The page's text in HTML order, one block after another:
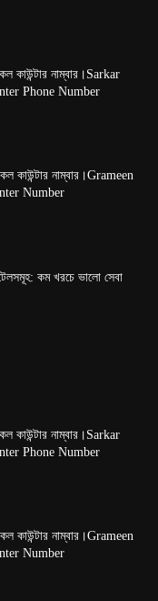
কাউন্টার নাম্বার।Sarkar
Phone Number
কাউন্টার নাম্বার।Grameen
Number
কম খরচে ভালো সেবা
কাউন্টার নাম্বার।Sarkar
Phone Number
কাউন্টার নাম্বার।Grameen
Number